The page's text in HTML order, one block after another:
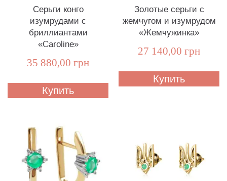
Серьги конго
изумрудами с
бриллиантами
«Caroline»
35 880,00 грн
Купить
Золотые серьги с
жемчугом и изумрудом
«Жемчужинка»
27 140,00 грн
Купить